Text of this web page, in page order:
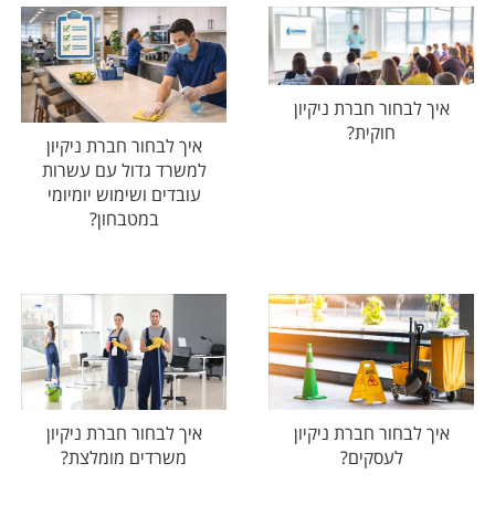
איך לבחור חברת ניקיון
חוקית?
איך לבחור חברת ניקיון
למשרד גדול עם עשרות
עובדים ושימוש יומיומי
במטבחון?
איך לבחור חברת ניקיון
לעסקים?
איך לבחור חברת ניקיון
משרדים מומלצת?